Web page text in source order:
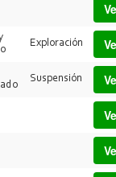
Exploración
Suspensión